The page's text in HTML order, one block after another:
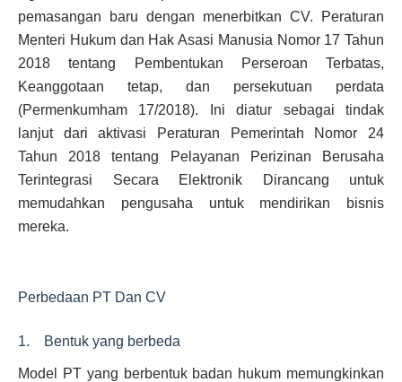
pemasangan baru dengan menerbitkan CV. Peraturan
Menteri Hukum dan Hak Asasi Manusia Nomor 17 Tahun
2018 tentang Pembentukan Perseroan Terbatas,
Keanggotaan tetap, dan persekutuan perdata
(Permenkumham 17/2018). Ini diatur sebagai tindak
lanjut dari aktivasi Peraturan Pemerintah Nomor 24
Tahun 2018 tentang Pelayanan Perizinan Berusaha
Terintegrasi Secara Elektronik Dirancang untuk
memudahkan pengusaha untuk mendirikan bisnis
mereka.
Perbedaan PT Dan CV
1. Bentuk yang berbeda
Model PT yang berbentuk badan hukum memungkinkan